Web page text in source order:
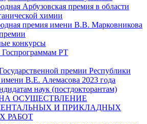
Арбузовская премия в области
химии
премия имени В.В. Марковникова
конкурсы
Госпрограммам РТ
премии Республики
имени В.Е. Алемасова 2023 года
наук (постдокторантам)
ОСУЩЕСТВЛЕНИЕ
И ПРИКЛАДНЫХ
РАБОТ